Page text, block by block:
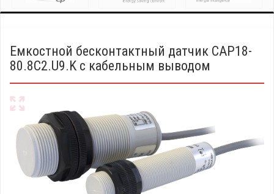
Емкостной бесконтактный датчик CAP18-
80.8C2.U9.K с кабельным выводом